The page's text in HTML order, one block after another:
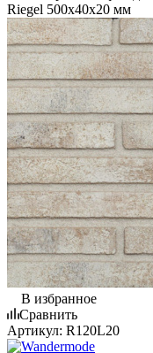
Riegel 500х40х20 мм
В избранное
Сравнить
Артикул: R120L20